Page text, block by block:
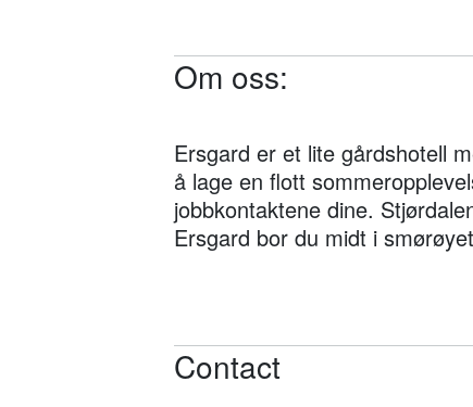
Om oss:
Ersgard er et lite gårdshotell
å lage en flott
jobbkontaktene dine.
Ersgard bor du midt i
Contact